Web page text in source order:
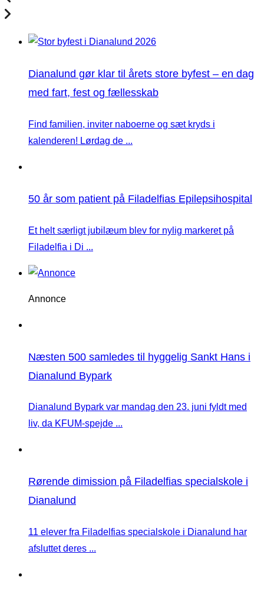
Dianalund gør klar til årets store byfest – en dag
med fart, fest og fællesskab
Find familien, inviter naboerne og sæt kryds i
kalenderen! Lørdag de ...
50 år som patient på Filadelfias Epilepsihospital
Et helt særligt jubilæum blev for nylig markeret på
Filadelfia i Di ...
Annonce
Næsten 500 samledes til hyggelig Sankt Hans i
Dianalund Bypark
Dianalund Bypark var mandag den 23. juni fyldt med
liv, da KFUM-spejde ...
Rørende dimission på Filadelfias specialskole i
Dianalund
11 elever fra Filadelfias specialskole i Dianalund har
afsluttet deres ...